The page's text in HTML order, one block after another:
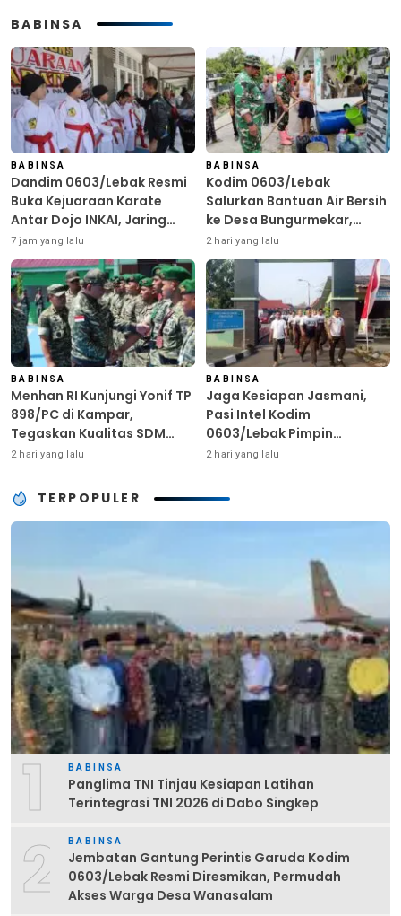
BABINSA
BABINSA
Dandim 0603/Lebak Resmi
Buka Kejuaraan Karate
Antar Dojo INKAI, Jaring
Bibit Atlet Unggul Sambut
HUT ke-81 RI
7 jam yang lalu
BABINSA
Kodim 0603/Lebak
Salurkan Bantuan Air Bersih
ke Desa Bungurmekar,
Ringankan Beban Warga
Terdampak Kemarau
2 hari yang lalu
BABINSA
Menhan RI Kunjungi Yonif TP
898/PC di Kampar,
Tegaskan Kualitas SDM
Kunci Kekuatan TNI
2 hari yang lalu
BABINSA
Jaga Kesiapan Jasmani,
Pasi Intel Kodim
0603/Lebak Pimpin
Pembinaan Fisik Rutin
2 hari yang lalu
TERPOPULER
1 BABINSA
Panglima TNI Tinjau Kesiapan Latihan
Terintegrasi TNI 2026 di Dabo Singkep
2 BABINSA
Jembatan Gantung Perintis Garuda Kodim
0603/Lebak Resmi Diresmikan, Permudah
Akses Warga Desa Wanasalam